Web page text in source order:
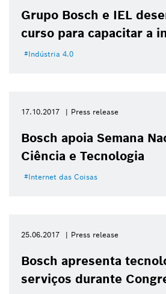
Grupo Bosch e IEL
curso para capacitar a
Indústria 4.0
17.10.2017 Press release
Bosch apoia Semana
Ciência e Tecnologia
Internet das Coisas
25.06.2017 Press release
Bosch apresenta
serviços durante